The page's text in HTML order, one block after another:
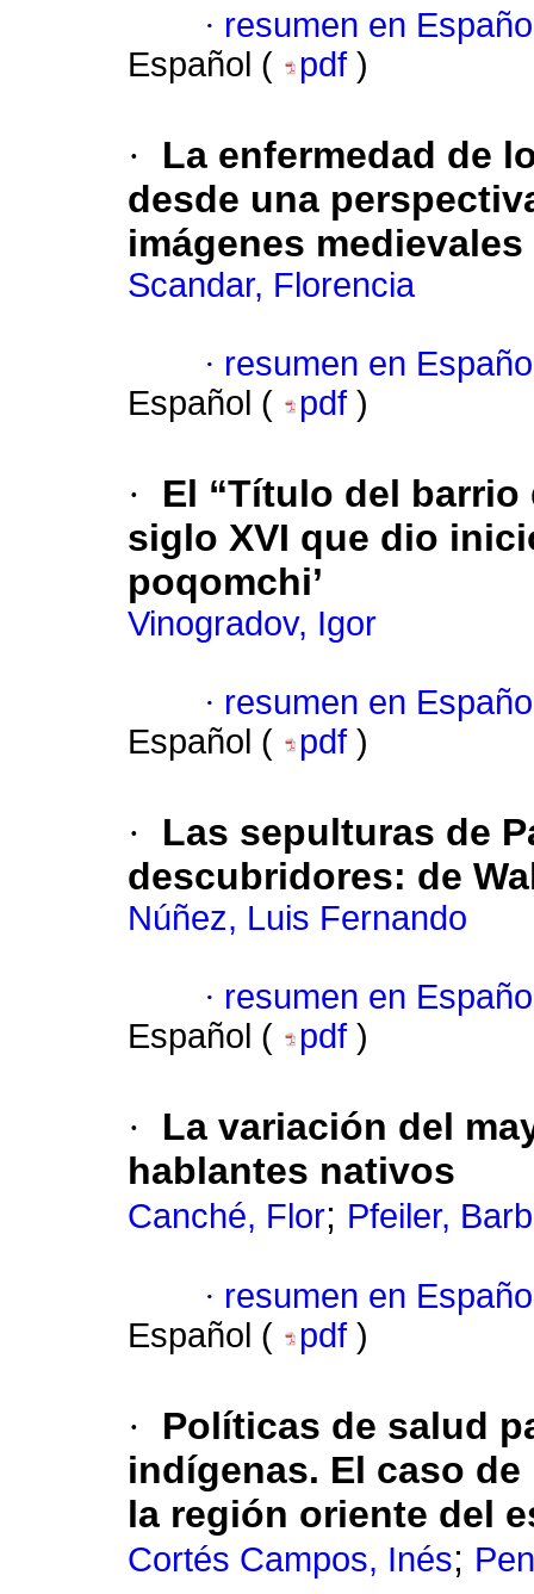
· resumen en
Español (
pdf )
·
La enfermedad de
desde una
imágenes
Scandar, Florencia
· resumen en
Español (
pdf )
·
El “Título del
siglo XVI que dio
poqomchi’
Vinogradov, Igor
· resumen en
Español (
pdf )
·
Las sepulturas de
descubridores: de
Núñez, Luis Fernando
· resumen en
Español (
pdf )
·
La variación del
hablantes nativos
Canché, Flor; Pfeiler,
· resumen en
Español (
pdf )
·
Políticas de salud
indígenas. El caso
la región oriente del
Cortés Campos, Inés;